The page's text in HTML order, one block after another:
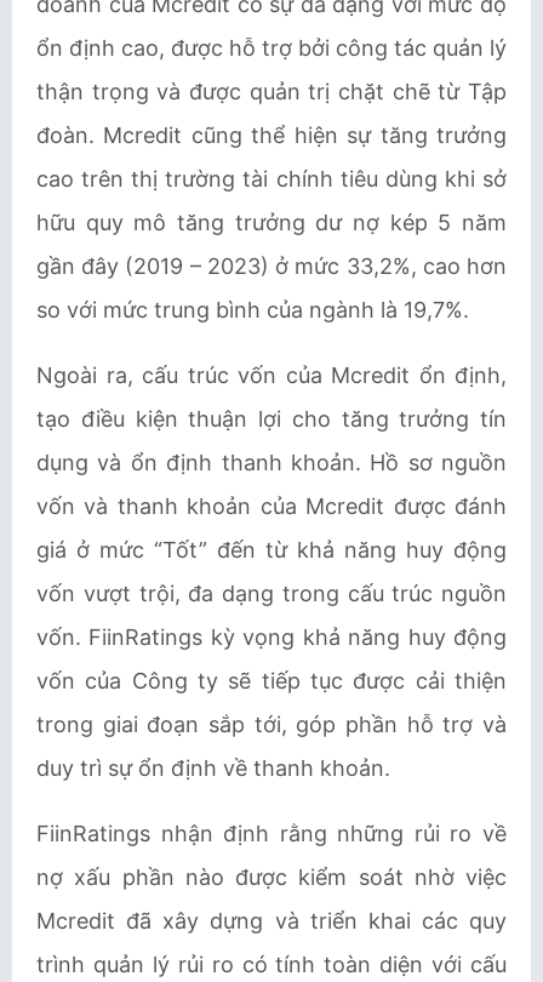
ổn định cao, được hỗ trợ bởi công tác quản lý
thận trọng và được quản trị chặt chẽ từ Tập
đoàn. Mcredit cũng thể hiện sự tăng trưởng
cao trên thị trường tài chính tiêu dùng khi sở
hữu quy mô tăng trưởng dư nợ kép 5 năm
gần đây (2019 – 2023) ở mức 33,2%, cao hơn
so với mức trung bình của ngành là 19,7%.
Ngoài ra, cấu trúc vốn của Mcredit ổn định,
tạo điều kiện thuận lợi cho tăng trưởng tín
dụng và ổn định thanh khoản. Hồ sơ nguồn
vốn và thanh khoản của Mcredit được đánh
giá ở mức “Tốt” đến từ khả năng huy động
vốn vượt trội, đa dạng trong cấu trúc nguồn
vốn. FiinRatings kỳ vọng khả năng huy động
vốn của Công ty sẽ tiếp tục được cải thiện
trong giai đoạn sắp tới, góp phần hỗ trợ và
duy trì sự ổn định về thanh khoản.
FiinRatings nhận định rằng những rủi ro về
nợ xấu phần nào được kiểm soát nhờ việc
Mcredit đã xây dựng và triển khai các quy
trình quản lý rủi ro có tính toàn diện với cấu